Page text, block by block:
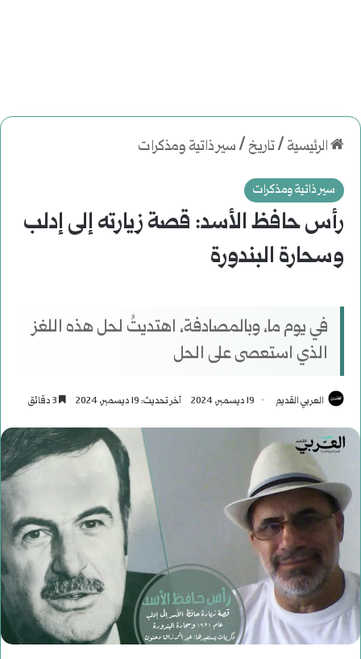
الرئيسية /تاريخ /سير ذاتية ومذكرات
سير ذاتية ومذكرات
رأس حافظ الأسد: قصة زيارته إلى إدلب
وسحارة البندورة
في يوم ما، وبالمصادفة، اهتديتُ لحل هذه اللغز
الذي استعصى على الحل
العربي القديم 19 ديسمبر، 2024 آخر تحديث: 19 ديسمبر، 2024